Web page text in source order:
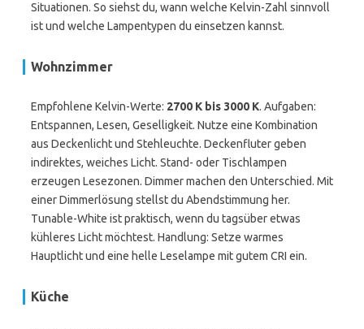
Situationen. So siehst du, wann welche Kelvin-Zahl sinnvoll
ist und welche Lampentypen du einsetzen kannst.
Wohnzimmer
Empfohlene Kelvin-Werte: 2700 K bis 3000 K. Aufgaben:
Entspannen, Lesen, Geselligkeit. Nutze eine Kombination
aus Deckenlicht und Stehleuchte. Deckenfluter geben
indirektes, weiches Licht. Stand- oder Tischlampen
erzeugen Lesezonen. Dimmer machen den Unterschied. Mit
einer Dimmerlösung stellst du Abendstimmung her.
Tunable-White ist praktisch, wenn du tagsüber etwas
kühleres Licht möchtest. Handlung: Setze warmes
Hauptlicht und eine helle Leselampe mit gutem CRI ein.
Küche